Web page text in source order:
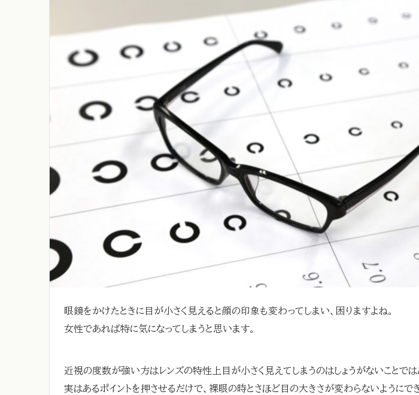
眼鏡をかけたときに目が小さく見えると顔の印象も変わってしまい、困りますよね。
女性であれば特に気になってしまうと思います。
近視の度数が強い方はレンズの特性上目が小さく見えてしまうのはしょうがないことでは
実はあるポイントを押させるだけで、裸眼の時とさほど目の大きさが変わらないようにで